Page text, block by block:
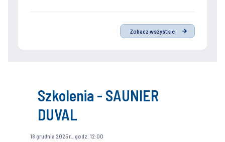
Zobacz wszystkie
Szkolenia - SAUNIER
DUVAL
18 grudnia 2025 r., godz. 12:00